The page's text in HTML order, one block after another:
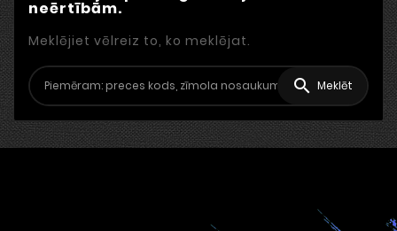
neērtībām.
Meklējiet vēlreiz to, ko meklējat.
 Meklēt